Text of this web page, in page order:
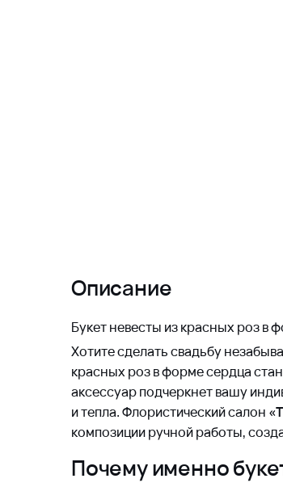
Описание
Букет невесты из красных роз в
Хотите сделать свадьбу
красных роз в форме сердца
аксессуар подчеркнет вашу
и тепла. Флористический салон
композиции ручной работы,
Почему именно